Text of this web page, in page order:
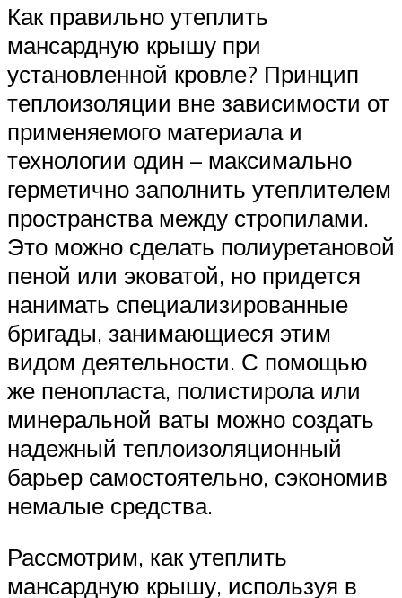
Как правильно утеплить
мансардную крышу при
установленной кровле? Принцип
теплоизоляции вне зависимости от
применяемого материала и
технологии один – максимально
герметично заполнить утеплителем
пространства между стропилами.
Это можно сделать полиуретановой
пеной или эковатой, но придется
нанимать специализированные
бригады, занимающиеся этим
видом деятельности. С помощью
же пенопласта, полистирола или
минеральной ваты можно создать
надежный теплоизоляционный
барьер самостоятельно, сэкономив
немалые средства.
Рассмотрим, как утеплить
мансардную крышу, используя в